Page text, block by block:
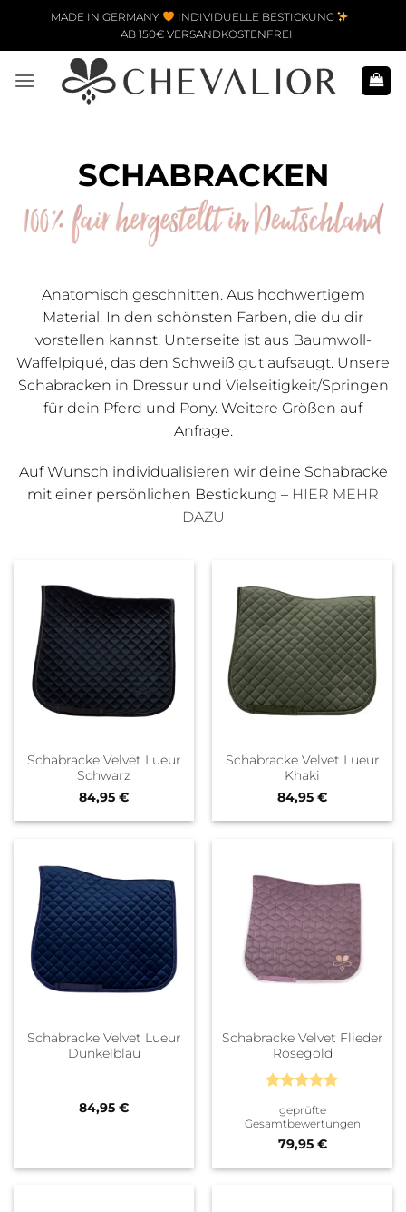
Zum Inhalt springen
MADE IN GERMANY
INDIVIDUELLE BESTICKUNG
AB 150€ VERSANDKOSTENFREI
SCHABRACKEN
Anatomisch geschnitten. Aus hochwertigem
Material. In den schönsten Farben, die du dir
vorstellen kannst. Unterseite ist aus Baumwoll-
Waffelpiqué, das den Schweiß gut aufsaugt. Unsere
Schabracken in Dressur und Vielseitigkeit/Springen
für dein Pferd und Pony. Weitere Größen auf
Anfrage.
Auf Wunsch individualisieren wir deine Schabracke
mit einer persönlichen Bestickung – HIER MEHR
DAZU
Schabracke Velvet Lueur
Schwarz
84,95 €
Schabracke Velvet Lueur
Khaki
84,95 €
Schabracke Velvet Lueur
Dunkelblau
84,95 €
Schabracke Velvet Flieder
Rosegold
mit5von
5
geprüfte
Gesamtbewertungen
79,95 €